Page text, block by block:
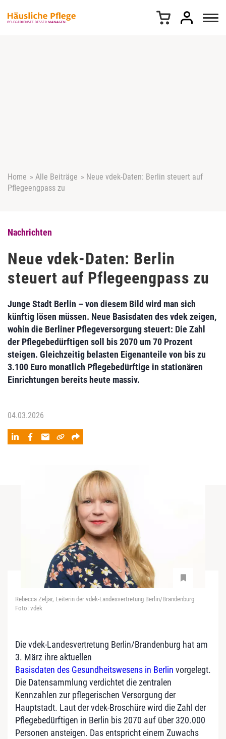
Home » Alle Beiträge » Neue vdek-Daten: Berlin steuert auf
Pflegeengpass zu
Nachrichten
Neue vdek-Daten: Berlin
steuert auf Pflegeengpass zu
Junge Stadt Berlin – von diesem Bild wird man sich
künftig lösen müssen. Neue Basisdaten des vdek zeigen,
wohin die Berliner Pflegeversorgung steuert: Die Zahl
der Pflegebedürftigen soll bis 2070 um 70 Prozent
steigen. Gleichzeitig belasten Eigenanteile von bis zu
3.100 Euro monatlich Pflegebedürftige in stationären
Einrichtungen bereits heute massiv.
04.03.2026
Rebecca Zeljar, Leiterin der vdek-Landesvertretung Berlin/Brandenburg
Foto: vdek
Die vdek-Landesvertretung Berlin/Brandenburg hat am
3. März ihre aktuellen
Basisdaten des Gesundheitswesens in Berlin vorgelegt.
Die Datensammlung verdichtet die zentralen
Kennzahlen zur pflegerischen Versorgung der
Hauptstadt. Laut der vdek-Broschüre wird die Zahl der
Pflegebedürftigen in Berlin bis 2070 auf über 320.000
Personen ansteigen. Das entspricht einem Zuwachs